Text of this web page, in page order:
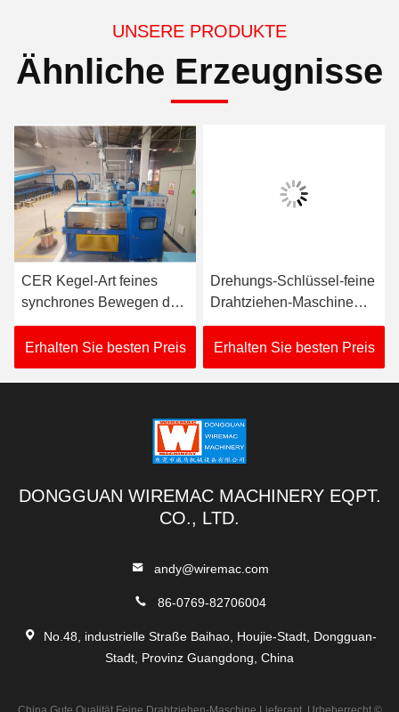
UNSERE PRODUKTE
Ähnliche Erzeugnisse
CER Kegel-Art feines
synchrones Bewegen der
Drahtziehen-Maschinen-
380V-480V
Erhalten Sie besten Preis
Drehungs-Schlüssel-feine
Drahtziehen-Maschine
vom vertrauenswürdigen
Hersteller
Erhalten Sie besten Preis
DONGGUAN WIREMAC MACHINERY EQPT.
CO., LTD.
andy@wiremac.com
86-0769-82706004
No.48, industrielle Straße Baihao, Houjie-Stadt, Dongguan-
Stadt, Provinz Guangdong, China